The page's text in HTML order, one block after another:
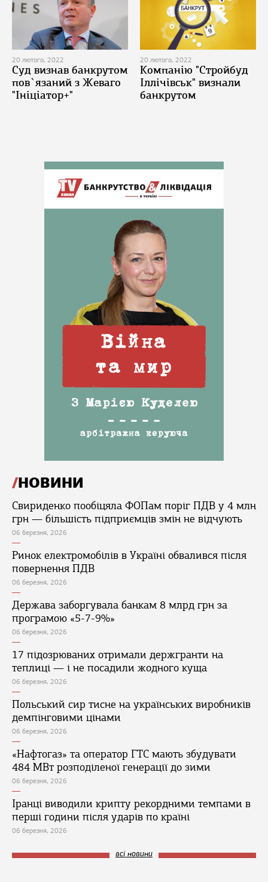
20 лютого, 2022
Суд визнав банкрутом
пов`язаний з Жеваго
"Ініціатор+"
20 лютого, 2022
Компанію "Стройбуд
Іллічівськ" визнали
банкрутом
НОВИНИ
Свириденко пообіцяла ФОПам поріг ПДВ у 4 млн
грн — більшість підприємців змін не відчують
06 березня, 2026
Ринок електромобілів в Україні обвалився після
повернення ПДВ
06 березня, 2026
Держава заборгувала банкам 8 млрд грн за
програмою «5-7-9%»
06 березня, 2026
17 підозрюваних отримали держгранти на
теплиці — і не посадили жодного куща
06 березня, 2026
Польський сир тисне на українських виробників
демпінговими цінами
06 березня, 2026
«Нафтогаз» та оператор ГТС мають збудувати
484 МВт розподіленої генерації до зими
06 березня, 2026
Іранці виводили крипту рекордними темпами в
перші години після ударів по країні
06 березня, 2026
всі новини